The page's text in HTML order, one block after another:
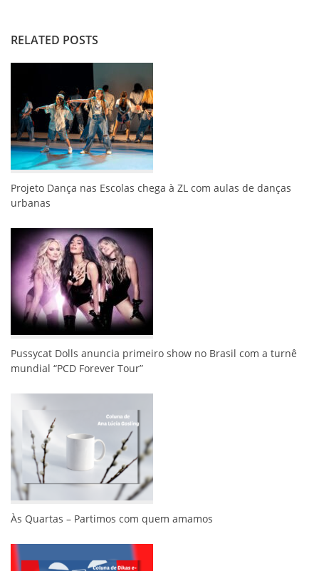
RELATED POSTS
Projeto Dança nas Escolas chega à ZL com aulas de danças
urbanas
Pussycat Dolls anuncia primeiro show no Brasil com a turnê
mundial “PCD Forever Tour”
Às Quartas – Partimos com quem amamos